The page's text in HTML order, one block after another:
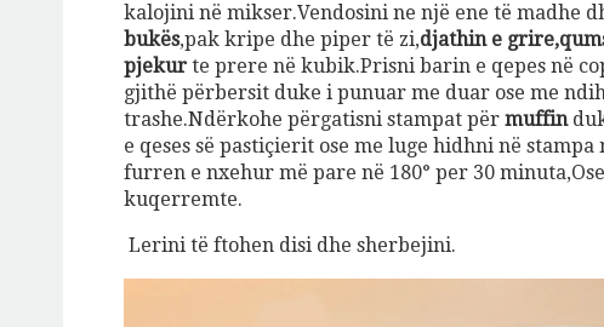
kalojini në mikser.Vendosini ne një ene të madhe
bukës,pak kripe dhe piper të zi,djathin e
pjekur te prere në kubik.Prisni barin e qepes në
gjithë përbersit duke i punuar me duar ose me
trashe.Ndërkohe përgatisni stampat për muffin
e qeses së pastiçierit ose me luge hidhni në
furren e nxehur më pare në 180° per 30
kuqerremte.
Lerini të ftohen disi dhe sherbejini.